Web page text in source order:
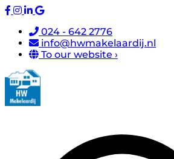
024 - 642 2776
info@hwmakelaardij.nl
To our website ›